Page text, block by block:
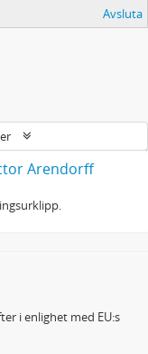
Avsluta
Arendorff
i enlighet med EU:s